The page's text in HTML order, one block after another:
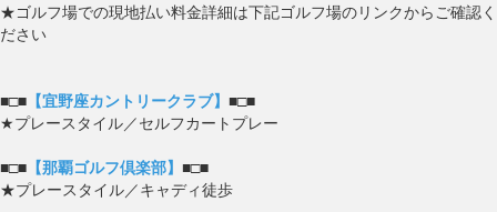
★ゴルフ場での現地払い料金詳細は下記ゴルフ場のリンクからご確認く
ださい
■□■ 【宜野座カントリークラブ】 ■□■
★プレースタイル／セルフカートプレー
■□■ 【那覇ゴルフ倶楽部】 ■□■
★プレースタイル／キャディ徒歩